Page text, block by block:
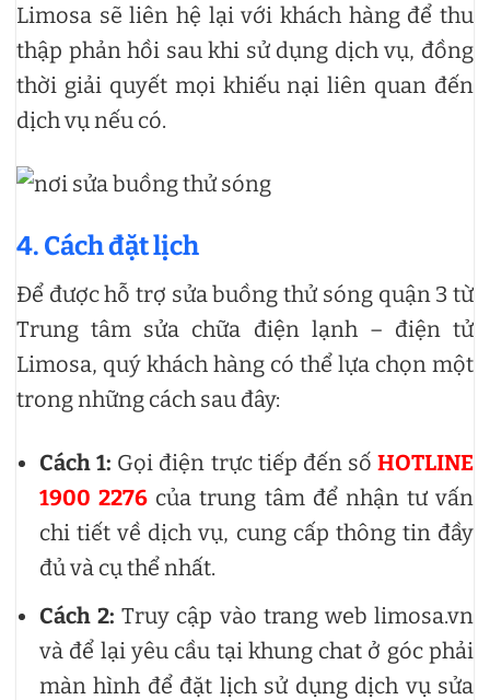
Limosa sẽ liên hệ lại với khách hàng để thu
thập phản hồi sau khi sử dụng dịch vụ, đồng
thời giải quyết mọi khiếu nại liên quan đến
dịch vụ nếu có.
4. Cách đặt lịch
Để được hỗ trợ sửa buồng thử sóng quận 3 từ
Trung tâm sửa chữa điện lạnh – điện tử
Limosa, quý khách hàng có thể lựa chọn một
trong những cách sau đây:
Cách 1: Gọi điện trực tiếp đến số HOTLINE
1900 2276 của trung tâm để nhận tư vấn
chi tiết về dịch vụ, cung cấp thông tin đầy
đủ và cụ thể nhất.
Cách 2:Truy cập vào trang web limosa.vn
và để lại yêu cầu tại khung chat ở góc phải
màn hình để đặt lịch sử dụng dịch vụ sửa